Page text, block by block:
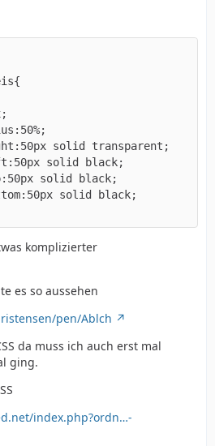
komplizierter
es so aussehen
pen/Ablch
da muss ich auch erst mal
ging.
index.php?ordn…-